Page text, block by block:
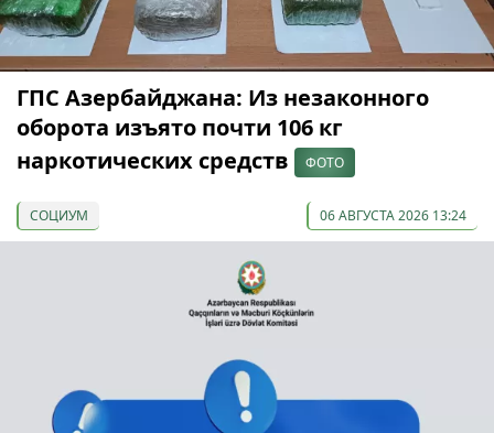
ГПС Азербайджана: Из незаконного
оборота изъято почти 106 кг
наркотических средств
ФОТО
СОЦИУМ 06 АВГУСТА 2026 13:24